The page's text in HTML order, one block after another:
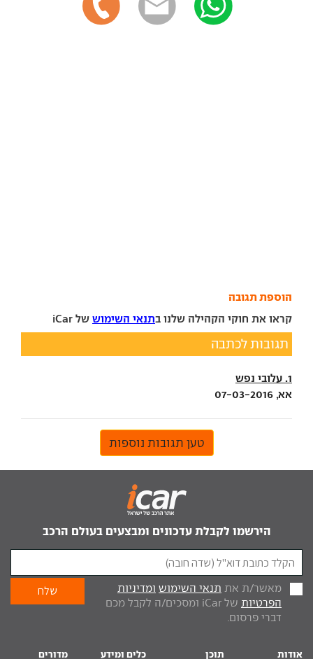
הוספת תגובה
קראו את חוקי הקהילה שלנו בתנאי השימוש של iCar
תגובות לכתבה
1. עלובי נפש
אא, 07-03-2016
טען תגובות נוספות
הירשמו לקבלת עדכונים ומבצעים בעולם הרכב
מאשר/ת את תנאי השימוש ומדיניות
הפרטיות
של iCar ומסכים/ה לקבל מכם
דברי פרסום.
אודות תוכן כלים ומידע מדורים